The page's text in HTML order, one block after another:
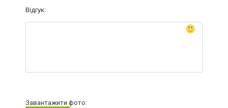
Відгук:
Завантажити фото: